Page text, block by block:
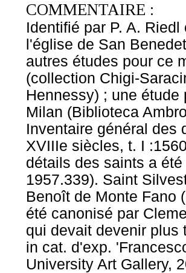
COMMENTAIRE :
Identifié par P. A.
l'église de San
autres études pour ce
(collection Chigi-
Hennessy) ; une
Milan (Biblioteca
Inventaire général des
XVIIIe siècles, t. I
détails des saints a
1957.339). Saint
Benoît de Monte Fano
été canonisé par
qui devait devenir plus
in cat. d'exp.
University Art Gallery,